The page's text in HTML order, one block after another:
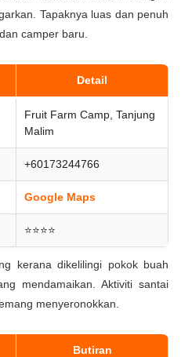
Tapaknya luas dan penuh
camper baru.
Detail
Fruit Farm Camp, Tanjung
Malim
+60173244766
Google Maps
⭐⭐⭐⭐
kerana dikelilingi pokok buah
mendamaikan. Aktiviti santai
menyeronokkan.
Butiran